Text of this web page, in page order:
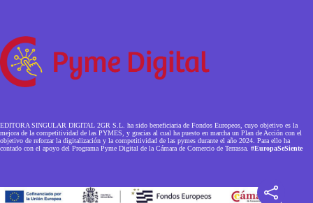
EDITORA SINGULAR DIGITAL 2GR S.L. ha sido beneficiaria de Fondos Europeos, cuyo objetivo es la
mejora de la competitividad de las PYMES, y gracias al cual ha puesto en marcha un Plan de Acción con el
objetivo de reforzar la digitalización y la competitividad de las pymes durante el año 2024. Para ello ha
contado con el apoyo del Programa Pyme Digital de la Cámara de Comercio de Terrassa. #EuropaSeSiente